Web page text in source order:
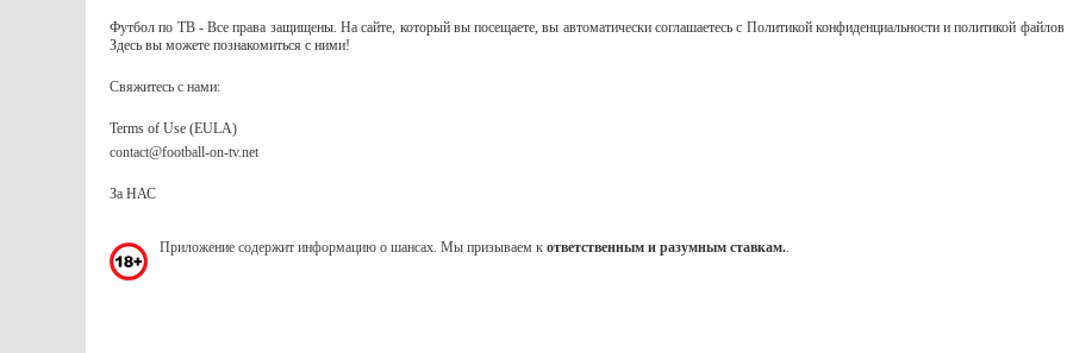
Футбол по ТВ - Все права защищены. На сайте, который вы посещаете, вы автоматически соглашаетесь с Политикой конфиденциальности и политикой
Здесь вы можете познакомиться с ними!
Свяжитесь с нами:
Terms of Use (EULA)
contact@football-on-tv.net
За НАС
Приложение содержит информацию о шансах. Мы призываем к ответственным и разумным ставкам..